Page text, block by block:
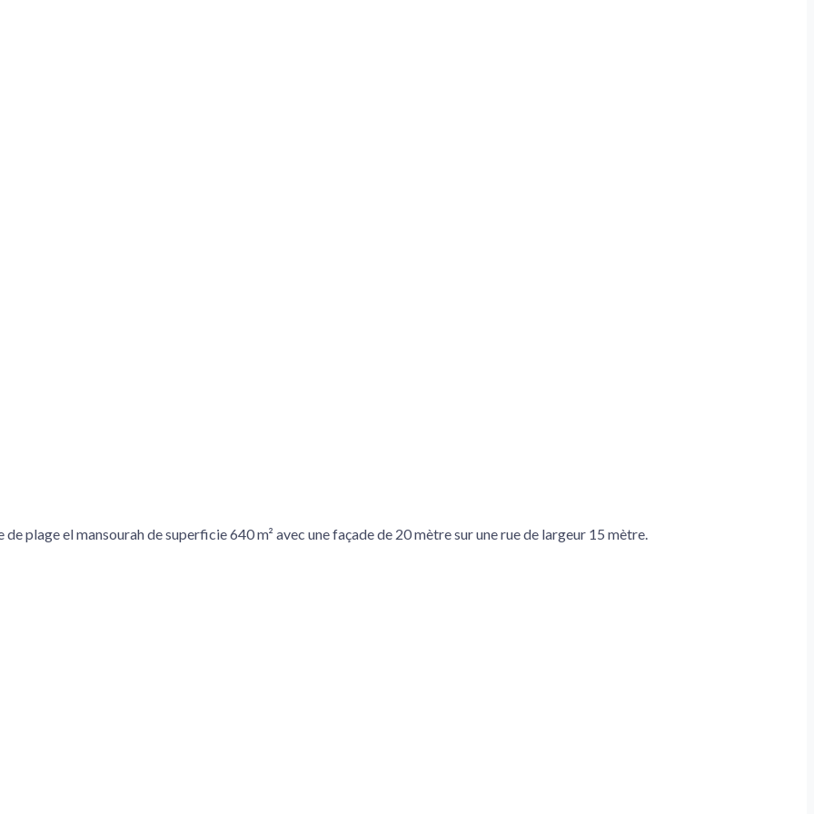
plage el mansourah de superficie 640 m² avec une façade de 20 mètre sur une rue de largeur 15 mètre.